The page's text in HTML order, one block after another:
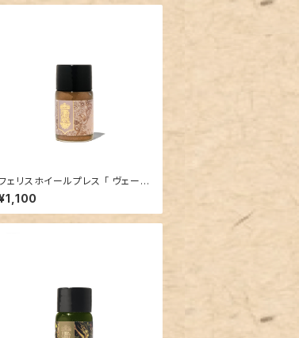
ェリスホイールプレス 「 ヴェール
ブシャンティリー (HAPPILY EV
AFTER COLLECTION）」／1
インク／ラメ入り